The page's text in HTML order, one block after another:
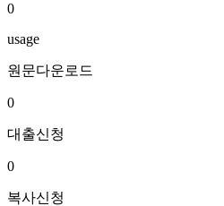
0
usage
원문다운로드
0
대출신청
0
복사신청